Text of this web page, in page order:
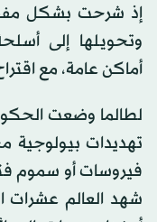
إذ شرحت بشكل
وتحويلها إلى
أماكن عامة، مع
لطالما وضعت
تهديدات بيولوجية
فيروسات أو سموم
شهد العالم عشرات